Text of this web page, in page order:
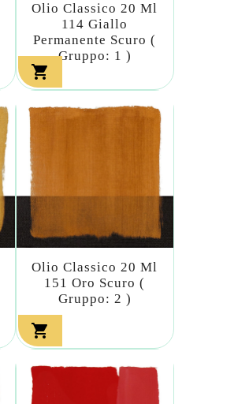
Olio Classico 20 Ml
114 Giallo
Permanente Scuro (
Gruppo: 1 )

Olio Classico 20 Ml
151 Oro Scuro (
Gruppo: 2 )
